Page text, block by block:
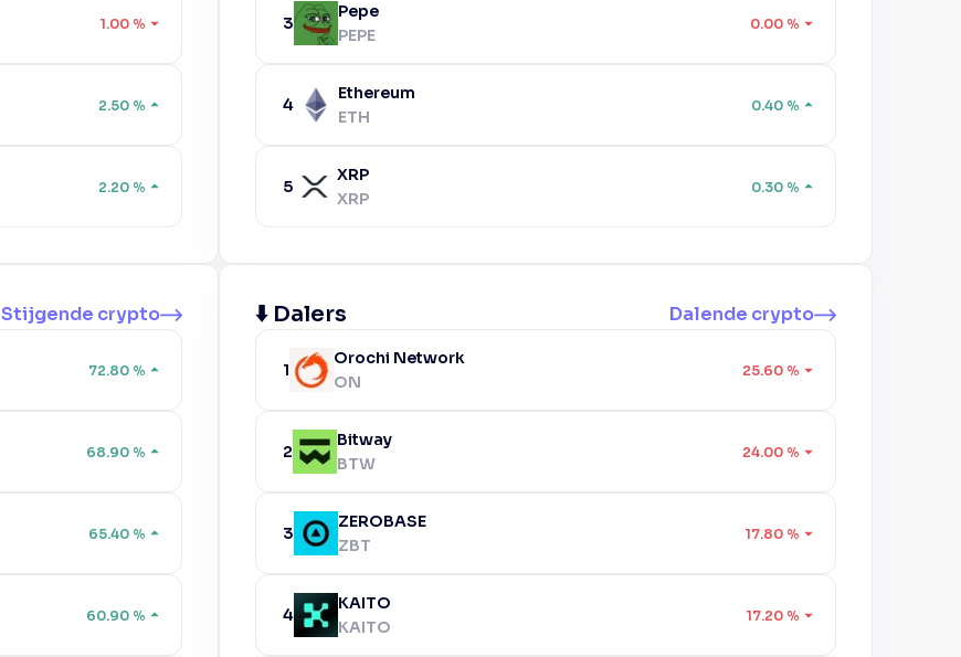
1.00 %
2.50 %
2.20 %
3
Pepe
PEPE
0.00 %
4
Ethereum
ETH
0.40 %
5
XRP
XRP
0.30 %
Stijgende crypto
72.80 %
68.90 %
65.40 %
60.90 %
⬇️ Dalers Dalende crypto
1
Orochi Network
ON
25.60 %
2
Bitway
BTW
24.00 %
3
ZEROBASE
ZBT
17.80 %
4
KAITO
KAITO
17.20 %